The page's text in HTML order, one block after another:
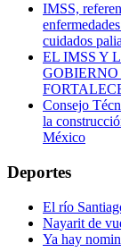
IMSS,
cuidados
EL IMSS Y
Consejo
la
México
Deportes
El río
Nayarit de
Ya hay